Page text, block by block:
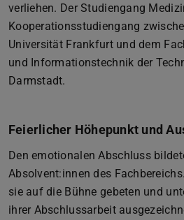
verliehen. Der Studiengang
Kooperationsstudiengang
Universität Frankfurt und dem
und Informationstechnik der
Darmstadt.
Feierlicher Höhepunkt und
Den emotionalen Abschluss
Absolvent:innen des
sie auf die Bühne gebeten und
ihrer Abschlussarbeit